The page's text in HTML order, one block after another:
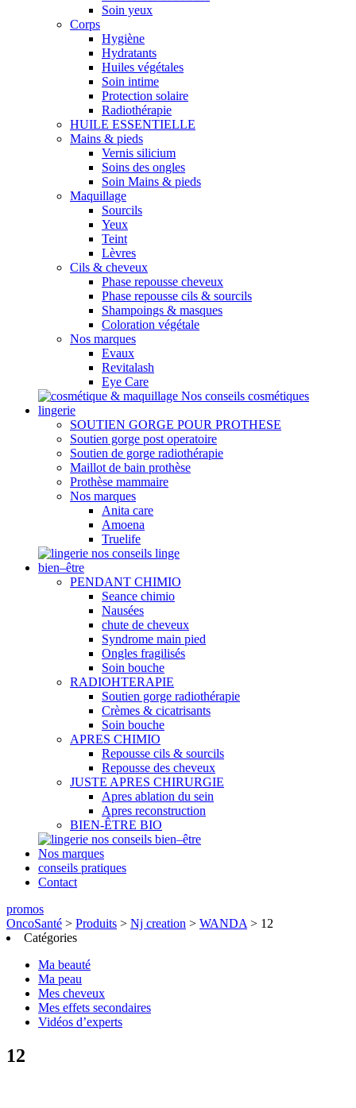
Soin yeux
Corps
Hygiène
Hydratants
Huiles végétales
Soin intime
Protection solaire
Radiothérapie
HUILE ESSENTIELLE
Mains & pieds
Vernis silicium
Soins des ongles
Soin Mains & pieds
Maquillage
Sourcils
Yeux
Teint
Lèvres
Cils & cheveux
Phase repousse cheveux
Phase repousse cils & sourcils
Shampoings & masques
Coloration végétale
Nos marques
Evaux
Revitalash
Eye Care
Nos conseils cosmétiques
lingerie
SOUTIEN GORGE POUR PROTHESE
Soutien gorge post operatoire
Soutien de gorge radiothérapie
Maillot de bain prothèse
Prothèse mammaire
Nos marques
Anita care
Amoena
Truelife
nos conseils linge
bien–être
PENDANT CHIMIO
Seance chimio
Nausées
chute de cheveux
Syndrome main pied
Ongles fragilisés
Soin bouche
RADIOHTERAPIE
Soutien gorge radiothérapie
Crèmes & cicatrisants
Soin bouche
APRES CHIMIO
Repousse cils & sourcils
Repousse des cheveux
JUSTE APRES CHIRURGIE
Apres ablation du sein
Apres reconstruction
BIEN-ÊTRE BIO
nos conseils bien–être
Nos marques
conseils pratiques
Contact
promos
OncoSanté > Produits > Nj creation > WANDA > 12
Catégories
Ma beauté
Ma peau
Mes cheveux
Mes effets secondaires
Vidéos d’experts
12